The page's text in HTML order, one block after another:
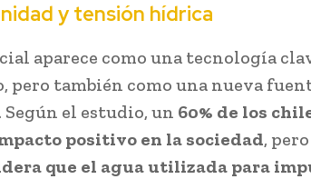
y tensión hídrica
aparece como una tecnología
pero también como una nueva
Según el estudio, un 60% de los
positivo en la sociedad,
que el agua utilizada para